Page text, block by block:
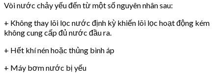
Vòi nước chảy yếu đến từ một số nguyên nhân sau:
+ Không thay lõi lọc nước định kỳ khiến lõi lọc hoạt động kém
không cung cấp đủ nước đầu ra.
+ Hết khí nén hoặc thủng bình áp
+ Máy bơm nước bị yếu